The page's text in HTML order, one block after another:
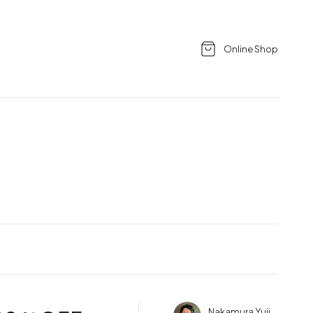
Online Shop